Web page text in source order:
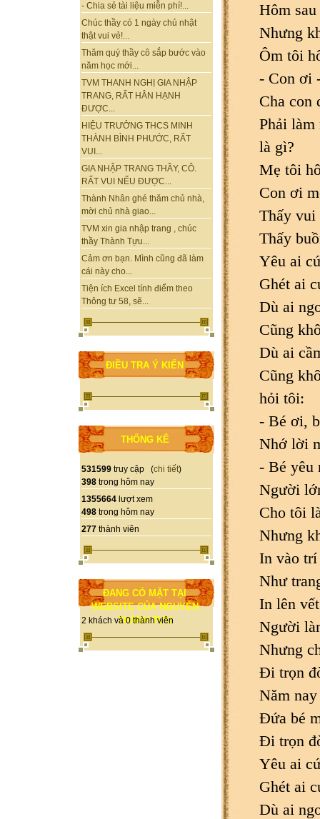
- Chia sẻ tài liệu miễn phí!...
Chúc thầy có 1 ngày chủ nhật
thật vui vẻ!...
Thăm quý thầy cô sắp bước vào
năm học mới...
TVM THANH NGHỊ GIA NHẬP
TRANG, RẤT HÂN HẠNH
ĐƯỢC...
HIỆU TRƯỞNG THCS MINH
THÀNH BÌNH PHƯỚC, RẤT
VUI...
GIA NHẬP TRANG THẦY, CÔ.
RẤT VUI NẾU ĐƯỢC...
Thành Nhân ghé thăm chủ nhà,
mời chủ nhà giao...
TVM xin gia nhập trang , chúc
thầy Thành Tựu...
Cảm ơn bạn. Mình cũng đã làm
cái này cho...
Tiện ích Excel tính điểm theo
Thông tư 58, sẽ...
ĐIỀU TRA Ý KIẾN
THỐNG KÊ
531599 truy cập (chi tiết)
398 trong hôm nay
1355664 lượt xem
498 trong hôm nay
277 thành viên
ĐANG CÓ MẶT TẠI
WEBSITE CỦA NGUYỄN
THÀNH TỰU
2 khách và 0 thành viên
Hôm
Nhưng
Ôm tôi
- Con ơi
Cha con
Phải
là gì?
Mẹ tôi
Con ơi
Thấy
Thấy
Yêu ai
Ghét ai
Dù ai
Cũng
Dù ai
Cũng
hỏi tôi:
- Bé ơi,
Nhớ lời
- Bé yêu
Người
Cho tôi
Nhưng
In vào
Như
In lên
Người
Nhưng
Đi trọn
Năm
Đứa bé
Đi trọn
Yêu ai
Ghét ai
Dù ai